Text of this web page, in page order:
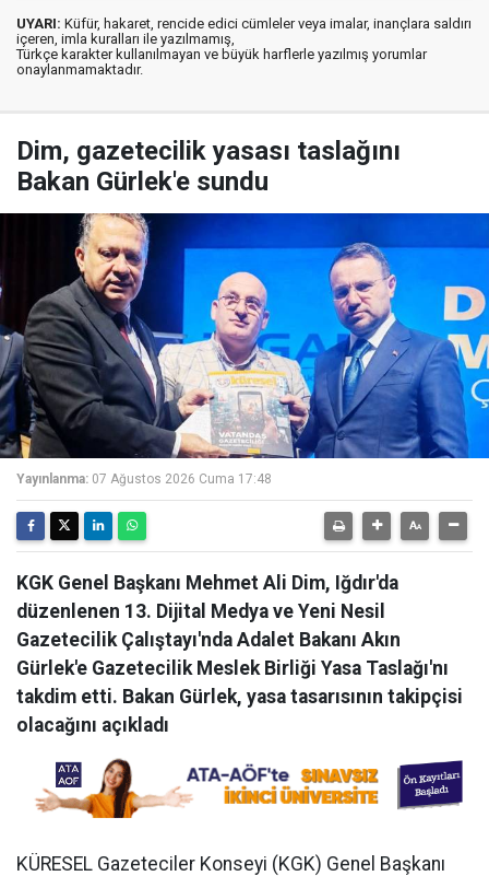
UYARI: Küfür, hakaret, rencide edici cümleler veya imalar, inançlara saldırı
içeren, imla kuralları ile yazılmamış,
Türkçe karakter kullanılmayan ve büyük harflerle yazılmış yorumlar
onaylanmamaktadır.
Dim, gazetecilik yasası taslağını
Bakan Gürlek'e sundu
Yayınlanma: 07 Ağustos 2026 Cuma 17:48
KGK Genel Başkanı Mehmet Ali Dim, Iğdır'da
düzenlenen 13. Dijital Medya ve Yeni Nesil
Gazetecilik Çalıştayı'nda Adalet Bakanı Akın
Gürlek'e Gazetecilik Meslek Birliği Yasa Taslağı'nı
takdim etti. Bakan Gürlek, yasa tasarısının takipçisi
olacağını açıkladı
KÜRESEL Gazeteciler Konseyi (KGK) Genel Başkanı